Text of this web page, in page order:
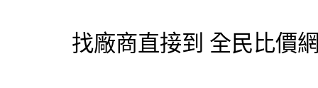
找廠商直接到 全民比價